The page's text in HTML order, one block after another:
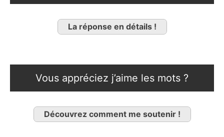
La réponse en détails !
Vous appréciez j’aime les mots ?
Découvrez comment me soutenir !